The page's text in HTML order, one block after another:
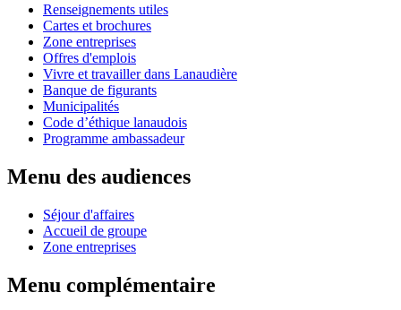
Renseignements utiles
Cartes et brochures
Zone entreprises
Offres d'emplois
Vivre et travailler dans Lanaudière
Banque de figurants
Municipalités
Code d’éthique lanaudois
Programme ambassadeur
Menu des audiences
Séjour d'affaires
Accueil de groupe
Zone entreprises
Menu complémentaire